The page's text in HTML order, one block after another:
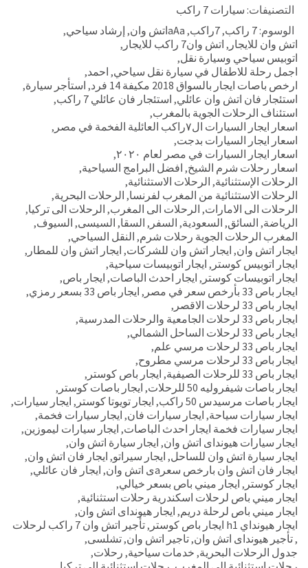
التصنيفات: سيارات 7 راكب
الوسوم: 7 راكب ,7راكب , aAaاتش وان , إرشاد سياحي,
اتش وان للايجار , اتش وان7 راكب للايجار
,
اتوبيس سياحي وسيارة نقل,
اجمل رحلة للاطفال في سيارة نقل سياحي, احمد,
ارخص باصات ايجار بالسواق 2018 مكيفة 14 فرد
, استأجر سيارة,
استئجار فان اتش وان عائلي, استئجار فان عائلي 7 راكب
,
استئناف الرحلات الجوية بالمغرب,
اسعار ايجار السيارات ال٧راكب العائلية الفخمة في مصر
,
اسعار ايجار السيارات بدجت,
اسعار ايجار السيارات في مصر لعام ٢٠٢٠
,
اسعار رحلات شرم الشيخ, افضل البرامج السياحية,
الرحلات الإستثنائية, الرحلات الاستثنائية,
الرحلات الاستثنائية من المغرب لفرنسا, الرحلات البحرية,
الرحلات الى الامارات, الرحلات الى المغرب, الرحلات الى تركيا,
الرياضة, السائق, السعودية, السفر , السقا, السيسى, السيوف,
المغرب الرحلات الجوية رحلات شرم, النقل السياحي,
ايجار اتش وان, ايجار اتش وان للشركات, ايجار اتش وان للمطار ,
ايجار اتوبيس كوستر , ايجار اتوبيسات سياحية,
ايجار اتوبيسات كوستر , ايجار احدث الباصات, ايجار باص,
ايجار باص 33 بأرخص سعر في مصر
, ايجار باص 33 بسعر رمزي
,
ايجار باص 33 لرحلات الاقصر
,
ايجار باص 33 لرحلات الجامعية والرحلات المدرسية
,
ايجار باص 33 لرحلات الساحل الشمالي
,
ايجار باص 33 لرحلات مرسي علم
,
ايجار باص 33 لرحلات مرسي مطروح
,
ايجار باص 33 للرحلات الصيفية
, ايجار باص كوستر ,
ايجار باصات شيفروليه 50 للرحلات
, ايجار باصات كوستر ,
ايجار باصات مرسيدس 50 راكب
, ايجار تويوتا كوستر , ايجار سيارات,
ايجار سيارات سياحة, ايجار سيارات فان, ايجار سيارات فخمة,
ايجار سيارات فخمة ايجار احدث الباصات, ايجار سيارات ليموزين,
ايجار سيارات هيونداى اتش وان, ايجار سيارة اتش وان,
ايجار سيارة اتش وان للساحل, ايجار سيراتو, ايجار فان اتش وان,
ايجار فان اتش وان بارخص سعرaى اتش وان
, ايجار فان عائلي,
ايجار كوستر , ايجار ميني باص بسعر خيالي,
ايجار ميني باص لرحلات اسكندرية رحلات استثنائية,
ايجار ميني باص لرحلة دريم, ايجار هيونداى اتش وان,
ايجار هيونداي h1 ايجار باص كوستر
,تأجير اتش وان 7 راكب لرحلات
,تأجير هيونداى اتش وان,تاجير اتش وان,تشلسى,
جدول الرحلات البحرية, خدمات سياحية, رحلات,